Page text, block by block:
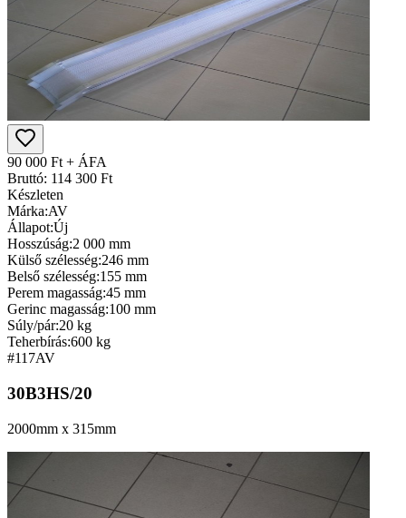
90 000 Ft + ÁFA
Bruttó: 114 300 Ft
Készleten
Márka:AV
Állapot:Új
Hosszúság:2 000 mm
Külső szélesség:246 mm
Belső szélesség:155 mm
Perem magasság:45 mm
Gerinc magasság:100 mm
Súly/pár:20 kg
Teherbírás:600 kg
#117AV
30B3HS/20
2000mm x 315mm